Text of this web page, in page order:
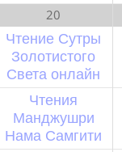
20
Чтение Сутры
Золотистого
Света онлайн
Чтения
Манджушри
Нама Самгити